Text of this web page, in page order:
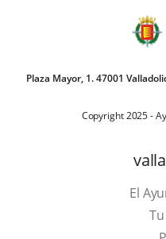
Plaza Mayor, 1. 47001
Copyright 2025 -
El